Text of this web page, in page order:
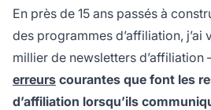
En près de 15 ans passés à
des programmes d’affiliation, j’ai
millier de newsletters d’affiliation
erreurs courantes que font les
d’affiliation lorsqu’ils